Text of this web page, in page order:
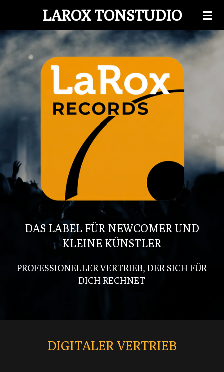
springen
LAROX TONSTUDIO
DAS LABEL FÜR NEWCOMER UND
KLEINE KÜNSTLER
PROFESSIONELLER VERTRIEB, DER SICH FÜR
DICH RECHNET
DIGITALER VERTRIEB